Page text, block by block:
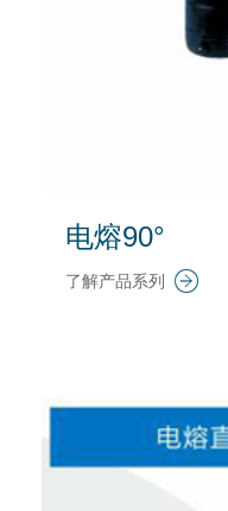
电熔90°
了解产品系列